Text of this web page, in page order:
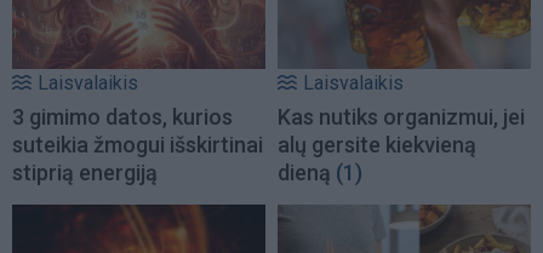
Laisvalaikis
3 gimimo datos, kurios
suteikia žmogui išskirtinai
stiprią energiją
Laisvalaikis
Kas nutiks organizmui, jei
alų gersite kiekvieną
dieną (1)